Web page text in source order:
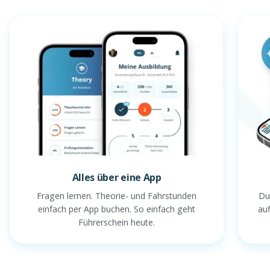
Alles über eine App
Fragen lernen. Theorie- und Fahrstunden
einfach per App buchen. So einfach geht
Führerschein heute.